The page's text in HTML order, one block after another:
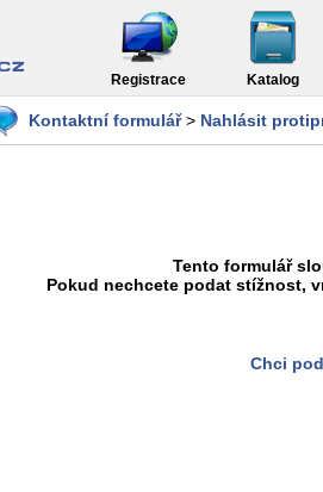
Registrace Katalog
Kontaktní formulář> Nahlásit
Tento formulář
Pokud nechcete podat stížnost,
Chci